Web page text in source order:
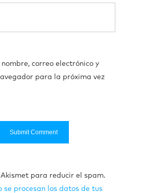
correo electrónico y
para la próxima vez
para reducir el spam.
se procesan los datos de tus